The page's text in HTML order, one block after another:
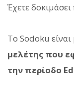
Έχετε δοκιμάσει
Το Sodoku είναι
μελέτης που
την περίοδο